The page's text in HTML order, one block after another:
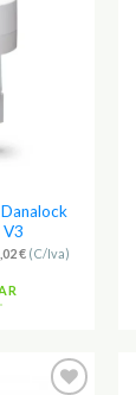
V3
€(C/Iva)